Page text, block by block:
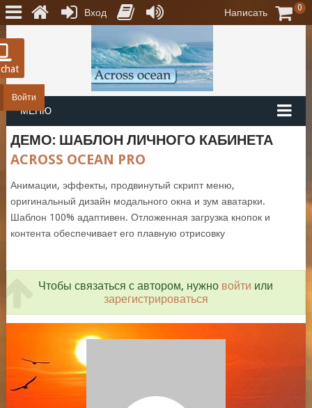
Войти
МЕНЮ
ДЕМО: ШАБЛОН ЛИЧНОГО КАБИНЕТА
ACROSS OCEAN PRO
Анимации, эффекты, продвинутый скрипт меню,
оригинальный дизайн модального окна и зум аватарки.
Шаблон 100% адаптивен. Отложенная загрузка кнопок и
контента обеспечивает его плавную отрисовку
Чтобы связаться с автором, нужно войти или
зарегистрироваться
Вход Написать 0